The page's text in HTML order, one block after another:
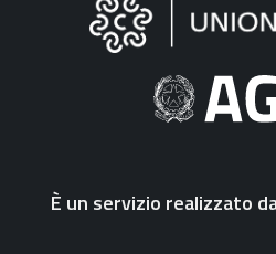
"Fattura
Elettronica"
È un servizio realizzato